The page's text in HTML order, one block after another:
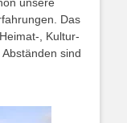
unsere
Das
, Kultur-
sind